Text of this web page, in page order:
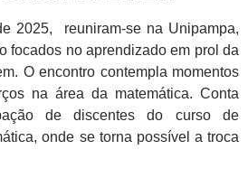
2025, reuniram-se na Unipampa,
focados no aprendizado em prol da
O encontro contempla momentos
na área da matemática. Conta
de discentes do curso de
onde se torna possível a troca